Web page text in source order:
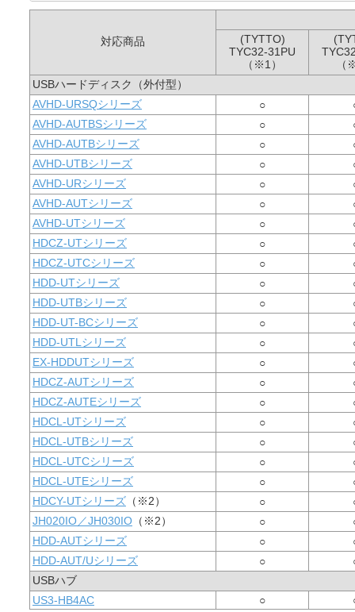
対応商品
(TYTTO)
TYC32-31PU
（※1）
USBハードディスク（外付型）
AVHD-URSQシリーズ
○
AVHD-AUTBSシリーズ
○
AVHD-AUTBシリーズ
○
AVHD-UTBシリーズ
○
AVHD-URシリーズ
○
AVHD-AUTシリーズ
○
AVHD-UTシリーズ
○
HDCZ-UTシリーズ
○
HDCZ-UTCシリーズ
○
HDD-UTシリーズ
○
HDD-UTBシリーズ
○
HDD-UT-BCシリーズ
○
HDD-UTLシリーズ
○
EX-HDDUTシリーズ
○
HDCZ-AUTシリーズ
○
HDCZ-AUTEシリーズ
○
HDCL-UTシリーズ
○
HDCL-UTBシリーズ
○
HDCL-UTCシリーズ
○
HDCL-UTEシリーズ
○
HDCY-UTシリーズ （※2） ○
JH020IO／JH030IO （※2） ○
HDD-AUTシリーズ
○
HDD-AUT/Uシリーズ
○
USBハブ
US3-HB4AC
○